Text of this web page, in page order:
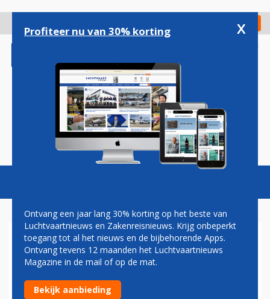
gaan
Check in
Magazine Podcasts Vacatures
TRANSAVIA BEVESTIGD ALS
DEELNEMER AAN DE CAREER
EXPERIENCE IN ROTTERDAM
Profiteer nu van 30% korting x
Ontvang een jaar lang 30% korting op het beste van
Luchtvaartnieuws en Zakenreisnieuws. Krijg onbeperkt
toegang tot al het nieuws en de bijbehorende Apps.
Ontvang tevens 12 maanden het Luchtvaartnieuws
Magazine in de mail of op de mat.
Bekijk aanbieding